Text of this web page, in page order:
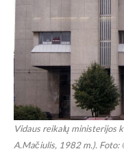
Vidaus reikalų ministerijos
A.Mačiulis, 1982 m.). Foto: